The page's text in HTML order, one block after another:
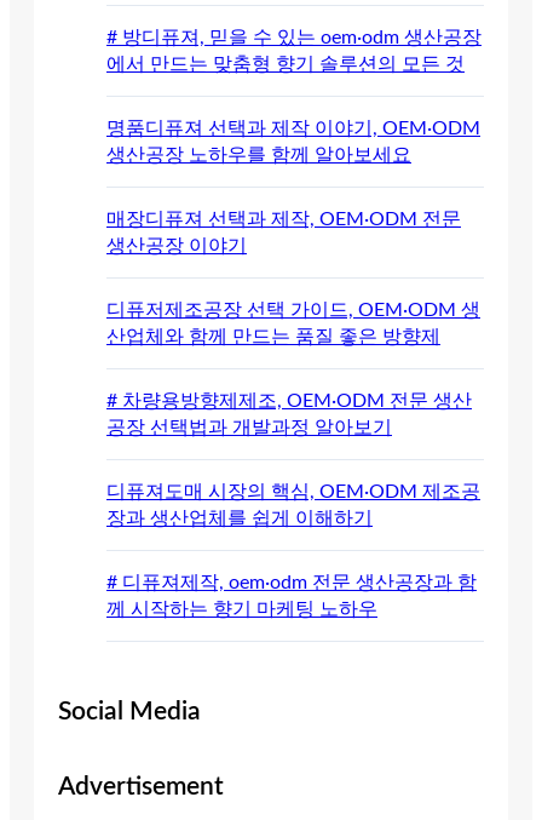
# 방디퓨져, 믿을 수 있는 oem·odm 생산공장
에서 만드는 맞춤형 향기 솔루션의 모든 것
명품디퓨져 선택과 제작 이야기, OEM·ODM
생산공장 노하우를 함께 알아보세요
매장디퓨져 선택과 제작, OEM·ODM 전문
생산공장 이야기
디퓨저제조공장 선택 가이드, OEM·ODM 생
산업체와 함께 만드는 품질 좋은 방향제
# 차량용방향제제조, OEM·ODM 전문 생산
공장 선택법과 개발과정 알아보기
디퓨져도매 시장의 핵심, OEM·ODM 제조공
장과 생산업체를 쉽게 이해하기
# 디퓨져제작, oem·odm 전문 생산공장과 함
께 시작하는 향기 마케팅 노하우
Social Media
Advertisement